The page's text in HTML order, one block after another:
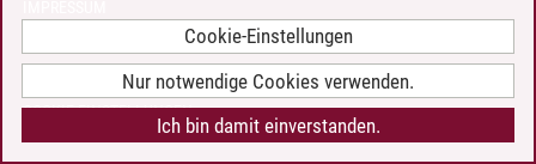
BARRIEREFREIHEIT
COOKIE-EINSTELLUNGEN
Cookie-Einstellungen
Nur notwendige Cookies verwenden.
Ich bin damit einverstanden.